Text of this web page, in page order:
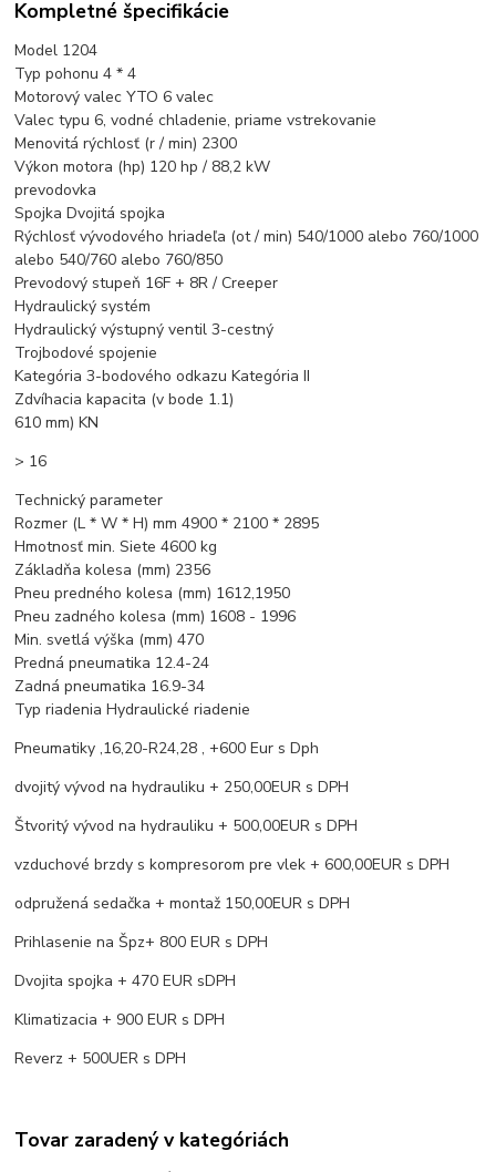
Kompletné špecifikácie
Model 1204
Typ pohonu 4 * 4
Motorový valec YTO 6 valec
Valec typu 6, vodné chladenie, priame vstrekovanie
Menovitá rýchlosť (r / min) 2300
Výkon motora (hp) 120 hp / 88,2 kW
prevodovka
Spojka Dvojitá spojka
Rýchlosť vývodového hriadeľa (ot / min) 540/1000 alebo 760/1000
alebo 540/760 alebo 760/850
Prevodový stupeň 16F + 8R / Creeper
Hydraulický systém
Hydraulický výstupný ventil 3-cestný
Trojbodové spojenie
Kategória 3-bodového odkazu Kategória II
Zdvíhacia kapacita (v bode 1.1)
610 mm) KN
> 16
Technický parameter
Rozmer (L * W * H) mm 4900 * 2100 * 2895
Hmotnosť min. Siete 4600 kg
Základňa kolesa (mm) 2356
Pneu predného kolesa (mm) 1612,1950
Pneu zadného kolesa (mm) 1608 - 1996
Min. svetlá výška (mm) 470
Predná pneumatika 12.4-24
Zadná pneumatika 16.9-34
Typ riadenia Hydraulické riadenie
Pneumatiky ,16,20-R24,28 , +600 Eur s Dph
dvojitý vývod na hydrauliku + 250,00EUR s DPH
Štvoritý vývod na hydrauliku + 500,00EUR s DPH
vzduchové brzdy s kompresorom pre vlek + 600,00EUR s DPH
odpružená sedačka + montaž 150,00EUR s DPH
Prihlasenie na Špz+ 800 EUR s DPH
Dvojita spojka + 470 EUR sDPH
Klimatizacia + 900 EUR s DPH
Reverz + 500UER s DPH
Tovar zaradený v kategóriách